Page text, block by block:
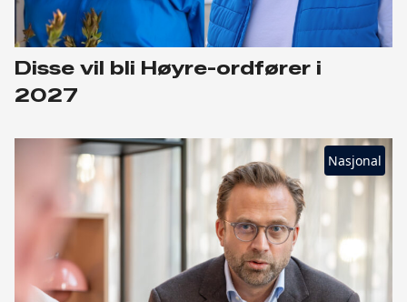
Disse vil bli Høyre-ordfører i
2027
Nasjonal